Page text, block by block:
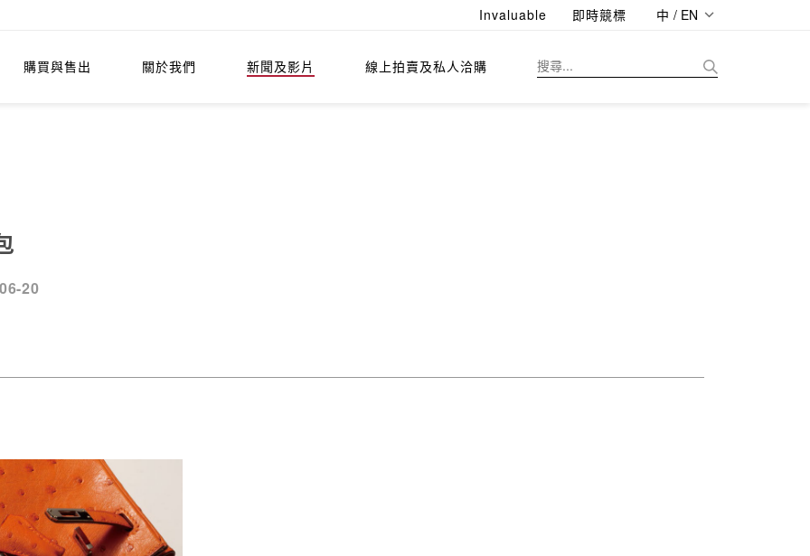
Invaluable 即時競標 中 / EN
購買與售出 關於我們 新聞及影片 線上拍賣及私人洽購
20